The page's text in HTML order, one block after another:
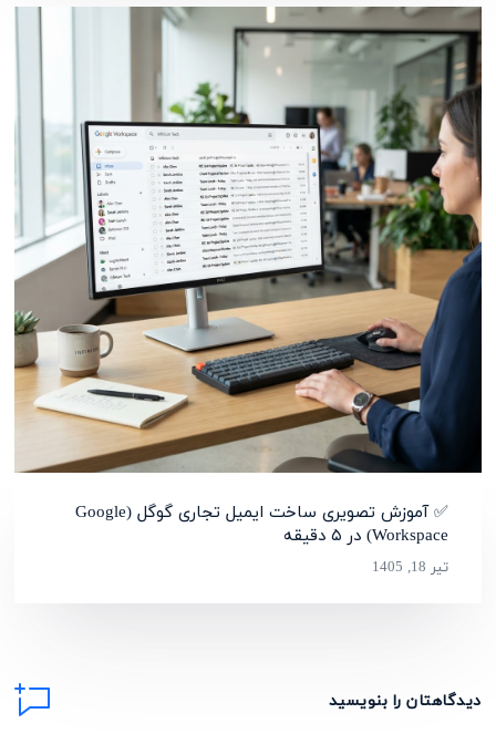
✅ آموزش تصویری ساخت ایمیل تجاری گوگل (Google
Workspace) در ۵ دقیقه
تیر 18, 1405
دیدگاهتان را بنویسید